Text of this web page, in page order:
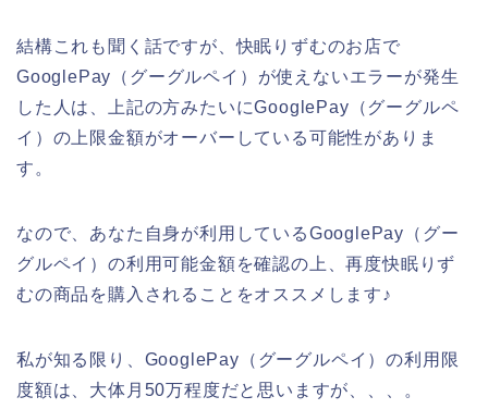
結構これも聞く話ですが、快眠りずむのお店で
GooglePay（グーグルペイ）が使えないエラーが発生
した人は、上記の方みたいにGooglePay（グーグルペ
イ）の上限金額がオーバーしている可能性がありま
す。
なので、あなた自身が利用しているGooglePay（グー
グルペイ）の利用可能金額を確認の上、再度快眠りず
むの商品を購入されることをオススメします♪
私が知る限り、GooglePay（グーグルペイ）の利用限
度額は、大体月50万程度だと思いますが、、、。